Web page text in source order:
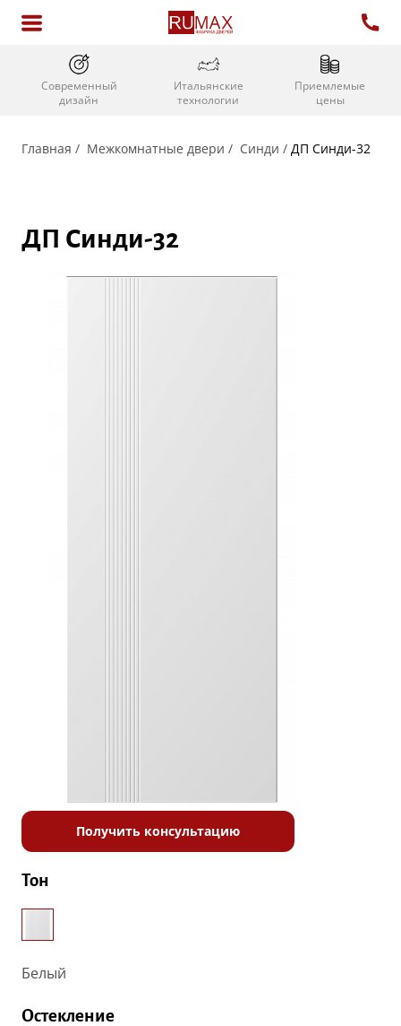
Cовременный
дизайн
Итальянские
технологии
Приемлемые
цены
Главная Межкомнатные двери Синди ДП Синди-32
ДП Синди-32
Получить консультацию
Тон
Белый
Остекление